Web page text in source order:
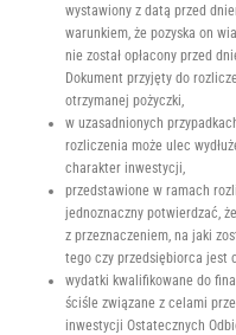
wystawiony z datą przed
warunkiem, że pozyska on
nie został opłacony przed
Dokument przyjęty do
otrzymanej pożyczki,
w uzasadnionych
rozliczenia może ulec
charakter inwestycji,
przedstawione w ramach
jednoznaczny potwierdzać,
z przeznaczeniem, na jaki
tego czy przedsiębiorca jest
wydatki kwalifikowane do
ściśle związane z celami
inwestycji Ostatecznych